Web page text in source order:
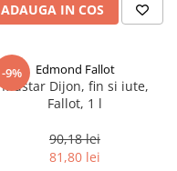
ADAUGA IN COS
-9% Edmond Fallot
Mustar Dijon, fin si iute,
Fallot, 1 l
90,18 lei
81,80 lei